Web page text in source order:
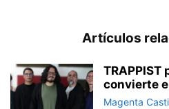
Artículos
TRAPPIST
convierte
Magenta